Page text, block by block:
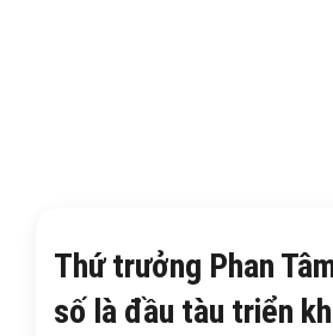
Thứ trưởng Phan
số là đầu tàu triển